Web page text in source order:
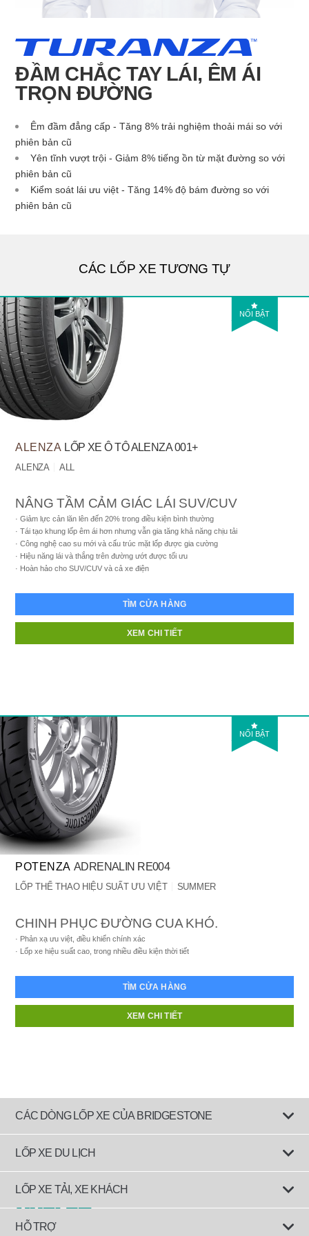
ĐẦM CHẮC TAY LÁI, ÊM ÁI
TRỌN ĐƯỜNG
Êm đầm đẳng cấp - Tăng 8% trải nghiệm thoải mái so với
phiên bản cũ
Yên tĩnh vượt trội - Giảm 8% tiếng ồn từ mặt đường so với
phiên bản cũ
Kiểm soát lái ưu việt - Tăng 14% độ bám đường so với
phiên bản cũ
CÁC LỐP XE TƯƠNG TỰ
NỔI BẬT
ALENZA LỐP XE Ô TÔ ALENZA 001+
ALENZA ALL
NÂNG TẦM CẢM GIÁC LÁI SUV/CUV
Giảm lực cản lăn lên đến 20% trong điều kiện bình thường
Tái tạo khung lốp êm ái hơn nhưng vẫn gia tăng khả năng chịu tải
Công nghệ cao su mới và cấu trúc mặt lốp được gia cường
Hiệu năng lái và thắng trên đường ướt được tối ưu
Hoàn hảo cho SUV/CUV và cả xe điện
TÌM CỬA HÀNG
XEM CHI TIẾT
NỔI BẬT
POTENZA ADRENALIN RE004
LỐP THỂ THAO HIỆU SUẤT ƯU VIỆT SUMMER
CHINH PHỤC ĐƯỜNG CUA KHÓ.
Phản xạ ưu việt, điều khiển chính xác
Lốp xe hiệu suất cao, trong nhiều điều kiện thời tiết
TÌM CỬA HÀNG
XEM CHI TIẾT
CÁC DÒNG LỐP XE CỦA BRIDGESTONE
LỐP XE DU LỊCH
Lốp êm ái
LỐP XE TẢI, XE KHÁCH
Lốp dành cho Xe tải, đầu kéo và rơ-mooc
HỖ TRỢ